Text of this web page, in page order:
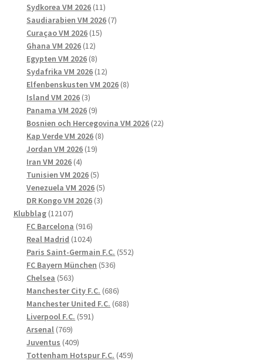
produkter
Sydkorea VM 2026 1111
produkter
Saudiarabien VM 2026 77
Curaçao VM 2026 1515
Ghana VM 2026 1212
produkter
Egypten VM 2026 88
produkter
Sydafrika VM 2026 1212
produkter
Elfenbenskusten VM 2026 88
Island VM 2026 33
produkter
Panama VM 2026 99
produkter
Bosnien och Hercegovina VM 2026 2222
Kap Verde VM 2026 88
Jordan VM 2026 1919
Iran VM 2026 44
produkter
Tunisien VM 2026 55
produkter
Venezuela VM 2026 55
DR Kongo VM 2026 33
Klubblag 1210712107
produkter
FC Barcelona 916916
produkter
Real Madrid 10241024
produkter
Paris Saint-Germain F.C. 552552
FC Bayern München 536536
Chelsea 563563
produkter
Manchester City F.C. 686686
produkter
Manchester United F.C. 688688
Liverpool F.C. 591591
Arsenal 769769
produkter
Juventus 409409
produkter
Tottenham Hotspur F.C. 459459